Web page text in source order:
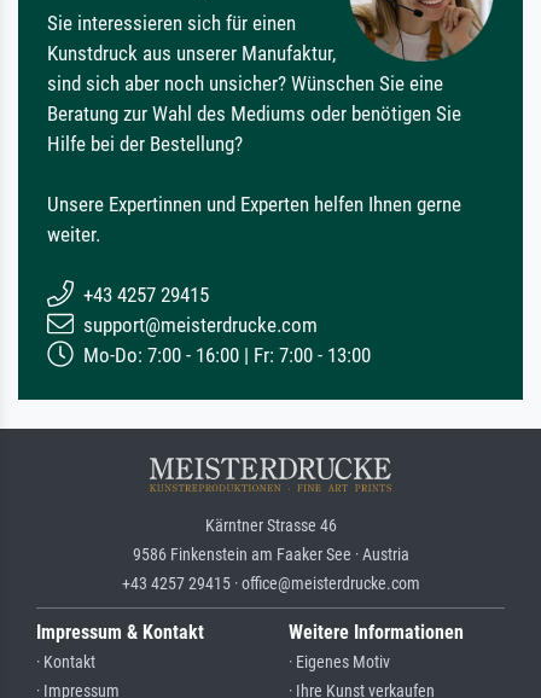
Sie interessieren sich für einen
Kunstdruck aus unserer Manufaktur,
sind sich aber noch unsicher? Wünschen Sie eine
Beratung zur Wahl des Mediums oder benötigen Sie
Hilfe bei der Bestellung?
Unsere Expertinnen und Experten helfen Ihnen gerne
weiter.
+43 4257 29415
support@meisterdrucke.com
Mo-Do: 7:00 - 16:00 | Fr: 7:00 - 13:00
Kärntner Strasse 46
9586 Finkenstein am Faaker See · Austria
+43 4257 29415 · office@meisterdrucke.com
Impressum & Kontakt
· Kontakt
· Impressum
Weitere Informationen
· Eigenes Motiv
· Ihre Kunst verkaufen